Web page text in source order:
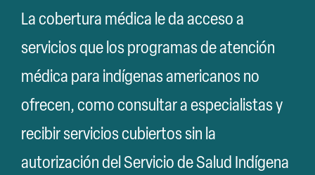
Póngase en contacto con
La cobertura médica le da acceso a
servicios que los programas de atención
médica para indígenas americanos no
ofrecen, como consultar a especialistas y
recibir servicios cubiertos sin la
autorización del Servicio de Salud Indígena